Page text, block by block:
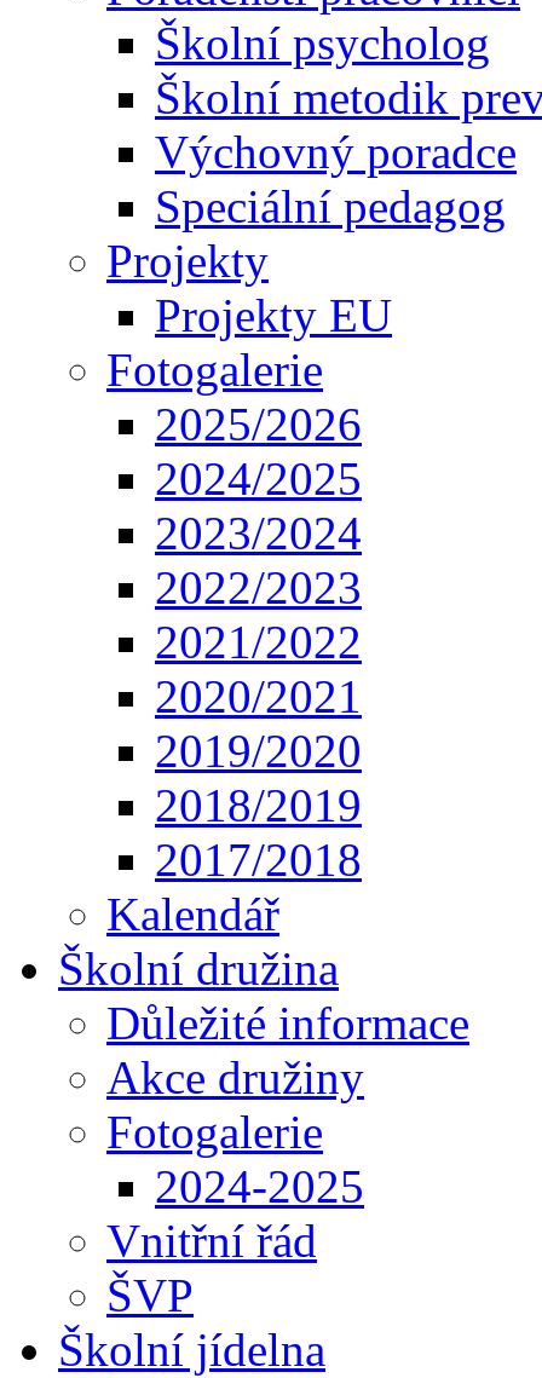
Školní psycholog
Školní metodik
Výchovný poradce
Speciální pedagog
Projekty
Projekty EU
Fotogalerie
2025/2026
2024/2025
2023/2024
2022/2023
2021/2022
2020/2021
2019/2020
2018/2019
2017/2018
Kalendář
Školní družina
Důležité informace
Akce družiny
Fotogalerie
2024-2025
Vnitřní řád
ŠVP
Školní jídelna